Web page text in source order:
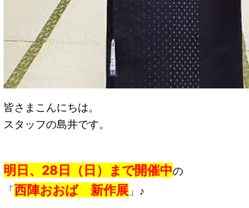
皆さまこんにちは。
スタッフの島井です。
明日、28日（日）まで開催中の
「西陣おおば 新作展 」♪